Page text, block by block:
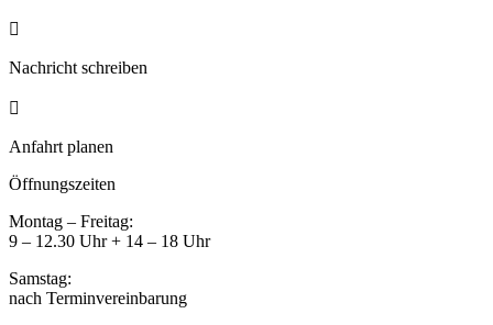

Nachricht schreiben

Anfahrt planen
Öffnungszeiten
Montag – Freitag:
9 – 12.30 Uhr + 14 – 18 Uhr
Samstag:
nach Terminvereinbarung